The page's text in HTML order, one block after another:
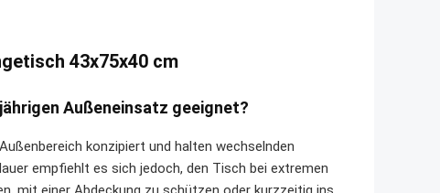
43x75x40 cm
Außeneinsatz geeignet?
konzipiert und halten wechselnden
empfiehlt es sich jedoch, den Tisch bei extremen